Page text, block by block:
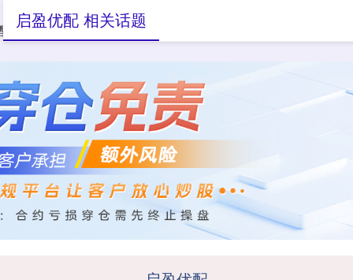
资炒股 在线配资炒股
启盈优配 相关话题